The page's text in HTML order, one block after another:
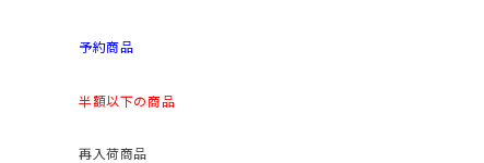
予約商品
半額以下の商品
再入荷商品